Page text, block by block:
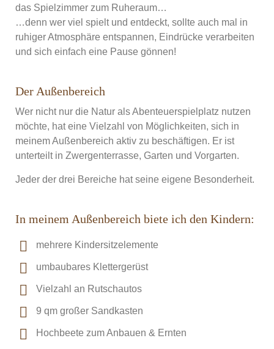
das Spielzimmer zum Ruheraum…
…denn wer viel spielt und entdeckt, sollte auch mal in
ruhiger Atmosphäre entspannen, Eindrücke verarbeiten
und sich einfach eine Pause gönnen!
Der Außenbereich
Wer nicht nur die Natur als Abenteuerspielplatz nutzen
möchte, hat eine Vielzahl von Möglichkeiten, sich in
meinem Außenbereich aktiv zu beschäftigen. Er ist
unterteilt in Zwergenterrasse, Garten und Vorgarten.
Jeder der drei Bereiche hat seine eigene Besonderheit.
In meinem Außenbereich biete ich den Kindern:
mehrere Kindersitzelemente
umbaubares Klettergerüst
Vielzahl an Rutschautos
9 qm großer Sandkasten
Hochbeete zum Anbauen & Ernten